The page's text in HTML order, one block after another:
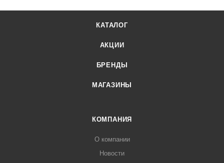
КАТАЛОГ
АКЦИИ
БРЕНДЫ
МАГАЗИНЫ
КОМПАНИЯ
О компании
Новости